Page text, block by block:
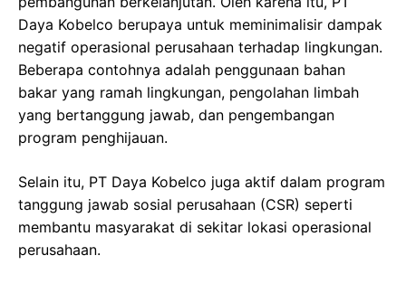
Daya Kobelco berupaya untuk meminimalisir dampak
negatif operasional perusahaan terhadap lingkungan.
Beberapa contohnya adalah penggunaan bahan
bakar yang ramah lingkungan, pengolahan limbah
yang bertanggung jawab, dan pengembangan
program penghijauan.
Selain itu, PT Daya Kobelco juga aktif dalam program
tanggung jawab sosial perusahaan (CSR) seperti
membantu masyarakat di sekitar lokasi operasional
perusahaan.